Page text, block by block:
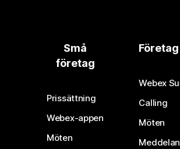
Små
företag
Prissättning
Webex-appen
Möten
Företag
Webex
Calling
Möten